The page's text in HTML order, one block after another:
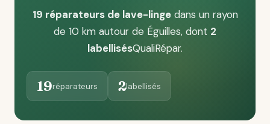
19 réparateurs de lave-lingedans un rayon
de 10 km autour de Éguilles, dont 2
labellisésQualiRépar.
19réparateurs 2labellisés